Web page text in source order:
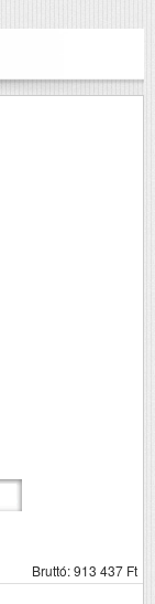
Bruttó: 913 437 Ft